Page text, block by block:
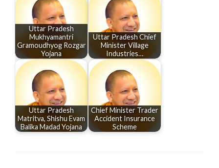
Uttar Pradesh
Mukhyamantri
Gramoudhyog Rozgar
Yojana
Uttar Pradesh Chief
Minister Village
Industries…
Uttar Pradesh
Matritva, Shishu Evam
Balika Madad Yojana
Chief Minister Trader
Accident Insurance
Scheme